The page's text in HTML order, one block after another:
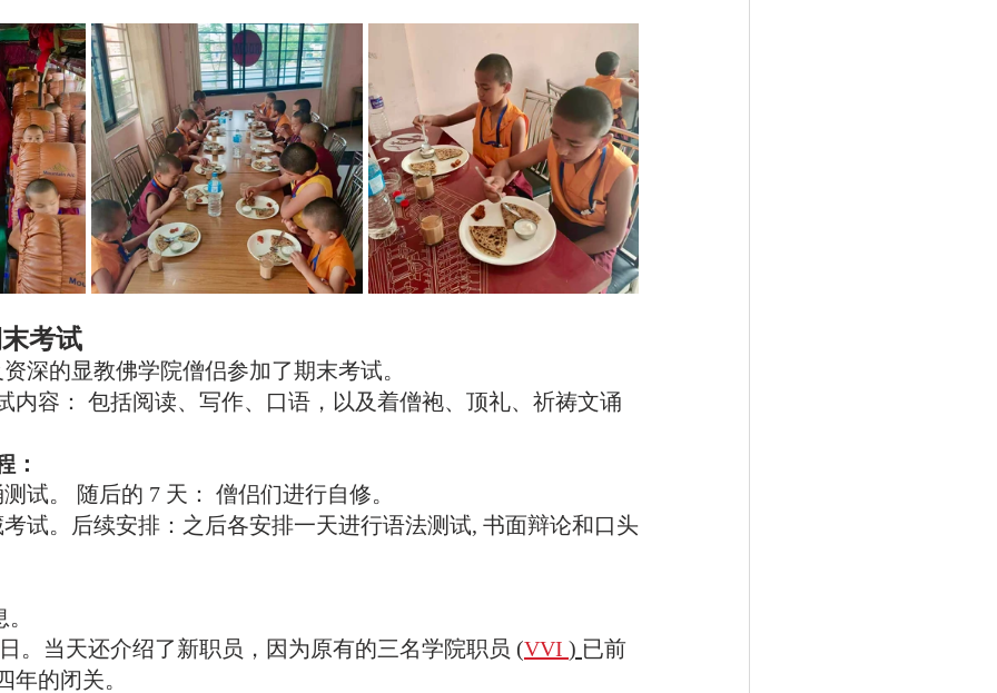
考试
深的显教佛学院僧侣参加了期末考试。
内容： 包括阅读、写作、口语，以及着僧袍、顶礼、祈祷文诵
：
试。 随后的 7 天： 僧侣们进行自修。
试。后续安排：之后各安排一天进行语法测试, 书面辩论和口头
。当天还介绍了新职员，因为原有的三名学院职员 (VVI ) 已前
年的闭关。